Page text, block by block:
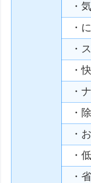
・
・
・
・
・
・
・
・
・